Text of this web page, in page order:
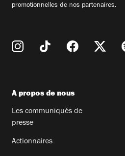
promotionnelles de nos partenaires.
A propos de nous
Les communiqués de
presse
Actionnaires